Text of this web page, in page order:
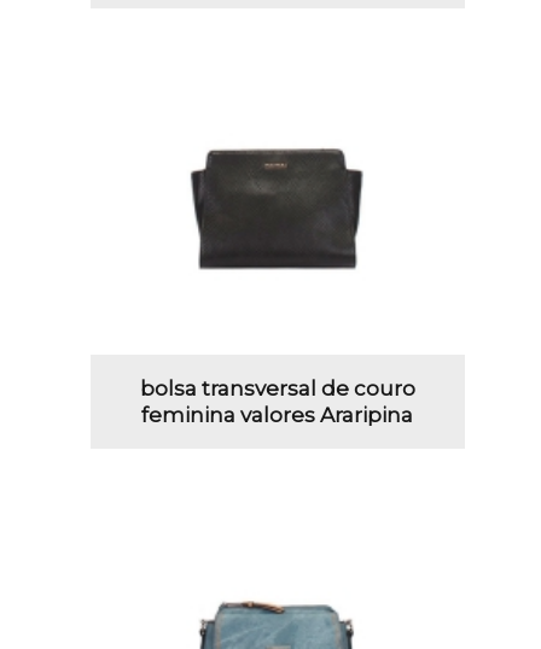
bolsa transversal de couro
feminina valores Araripina